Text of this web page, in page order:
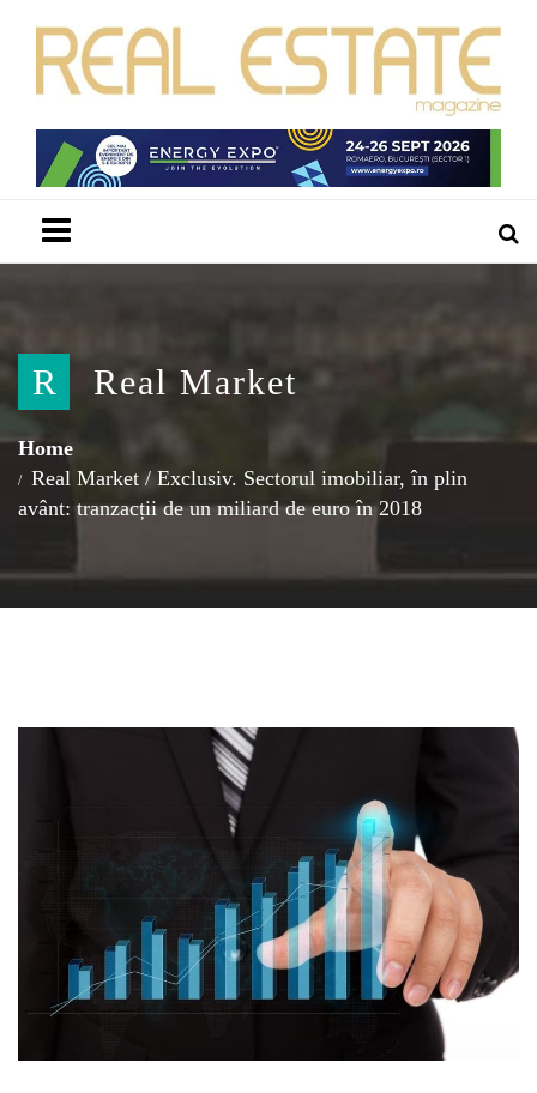
R Real Market
Home
Real Market / Exclusiv. Sectorul imobiliar, în plin
avânt: tranzacții de un miliard de euro în 2018